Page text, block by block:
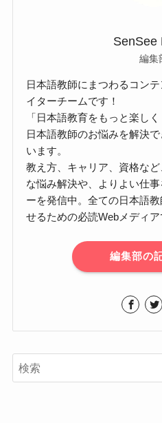
SenSee
編集
日本語教師にまつわるコン
イターチームです！
「日本語教育をもっと楽し
日本語教師のお悩みを解決
います。
教え方、キャリア、資格な
な悩み解決や、よりよい仕
ーを発信中。全ての日本語
せるための必読Webメディア
編集部の